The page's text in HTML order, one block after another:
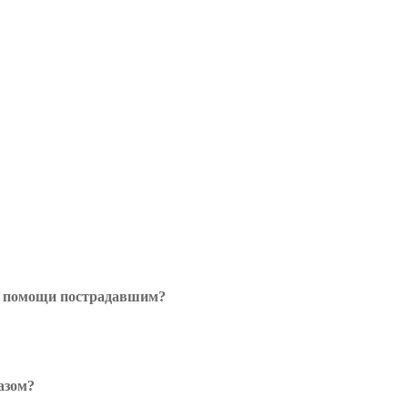
помощи пострадавшим?